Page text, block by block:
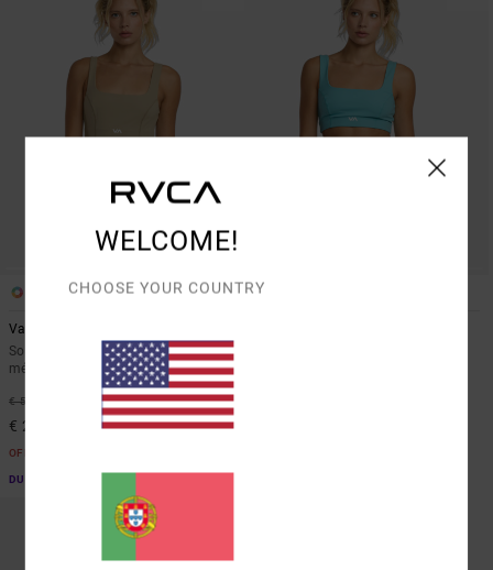
Va Square Neck
Soutien de desporto de suporte
médio Rosa mulher
€ 55,00
€ 29,70
OFERTAS
DUPLA PROMO 10% EXTRA
WELCOME!
CHOOSE YOUR COUNTRY